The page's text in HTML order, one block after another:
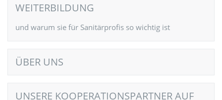
WEITERBILDUNG
und warum sie für Sanitärprofis so wichtig ist
ÜBER UNS
UNSERE KOOPERATIONSPARTNER AUF